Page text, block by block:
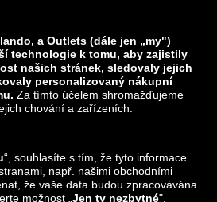
zalando-lounge.sk
zalando-lounge.hr
zalando-lounge.ee
zalando-lounge.no